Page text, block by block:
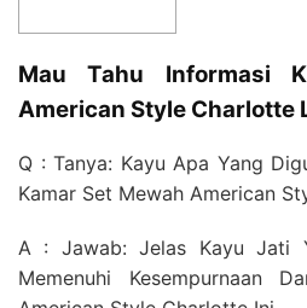
Mau Tahu Informasi
American Style Charlotte
Q : Tanya: Kayu Apa Yang
Kamar Set Mewah American
A : Jawab: Jelas Kayu Jati
Memenuhi Kesempurnaan